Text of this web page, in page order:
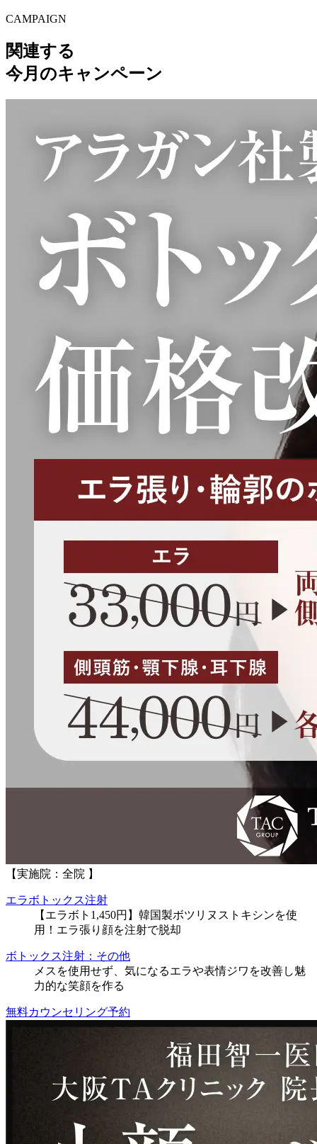
CAMPAIGN
関連する
今月のキャンペーン
【実施院：全院 】
エラボトックス注射
【エラボト1,450円】韓国製ボツリヌストキシンを使
用！エラ張り顔を注射で脱却
ボトックス注射：その他
メスを使用せず、気になるエラや表情ジワを改善し魅
力的な笑顔を作る
無料カウンセリング予約